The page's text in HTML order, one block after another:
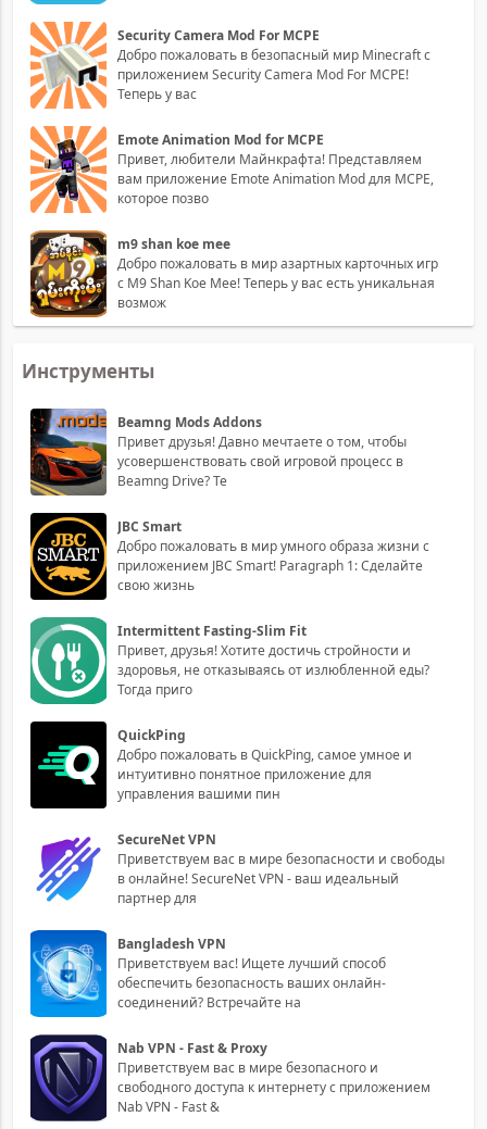
Security Camera Mod For MCPE
Добро пожаловать в безопасный мир Minecraft с
приложением Security Camera Mod For MCPE!
Теперь у вас
Emote Animation Mod for MCPE
Привет, любители Майнкрафта! Представляем
вам приложение Emote Animation Mod для MCPE,
которое позво
m9 shan koe mee
Добро пожаловать в мир азартных карточных игр
с M9 Shan Koe Mee! Теперь у вас есть уникальная
возмож
Инструменты
Beamng Mods Addons
Привет друзья! Давно мечтаете о том, чтобы
усовершенствовать свой игровой процесс в
Beamng Drive? Те
JBC Smart
Добро пожаловать в мир умного образа жизни с
приложением JBC Smart! Paragraph 1: Сделайте
свою жизнь
Intermittent Fasting-Slim Fit
Привет, друзья! Хотите достичь стройности и
здоровья, не отказываясь от излюбленной еды?
Тогда приго
QuickPing
Добро пожаловать в QuickPing, самое умное и
интуитивно понятное приложение для
управления вашими пин
SecureNet VPN
Приветствуем вас в мире безопасности и свободы
в онлайне! SecureNet VPN - ваш идеальный
партнер для
Bangladesh VPN
Приветствуем вас! Ищете лучший способ
обеспечить безопасность ваших онлайн-
соединений? Встречайте на
Nab VPN - Fast & Proxy
Приветствуем вас в мире безопасного и
свободного доступа к интернету с приложением
Nab VPN - Fast &